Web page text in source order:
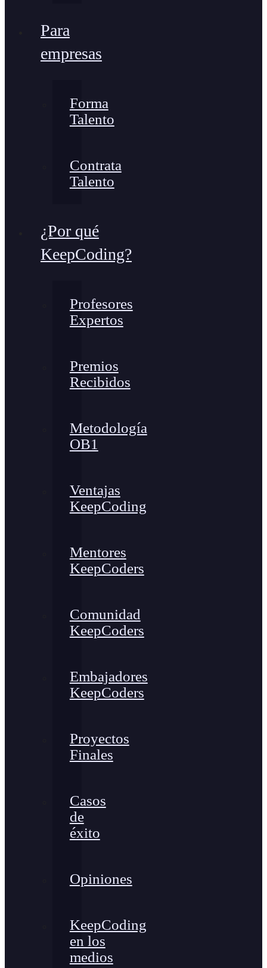
Para
empresas
Forma
Talento
Contrata
Talento
¿Por qué
KeepCoding?
Profesores
Expertos
Premios
Recibidos
Metodología
OB1
Ventajas
KeepCoding
Mentores
KeepCoders
Comunidad
KeepCoders
Embajadores
KeepCoders
Proyectos
Finales
Casos
de
éxito
Opiniones
KeepCoding
en los
medios